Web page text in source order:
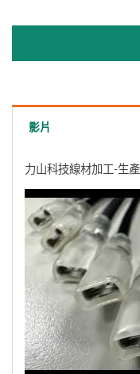
影片
力山科技線材加工-生